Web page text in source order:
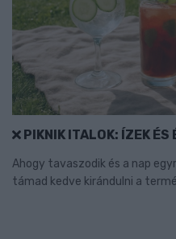
PIKNIK ITALOK: ÍZEK
Ahogy tavaszodik és a nap
támad kedve kirándulni a